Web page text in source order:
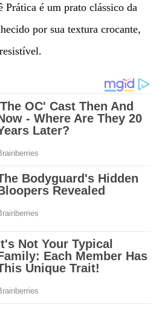
Prática é um prato clássico da
por sua textura crocante,